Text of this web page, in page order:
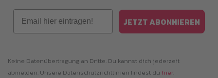
JETZT ABONNIEREN
Keine Datenübertragung an Dritte. Du kannst dich jederzeit
abmelden. Unsere Datenschutzrichtlinien findest du hier.